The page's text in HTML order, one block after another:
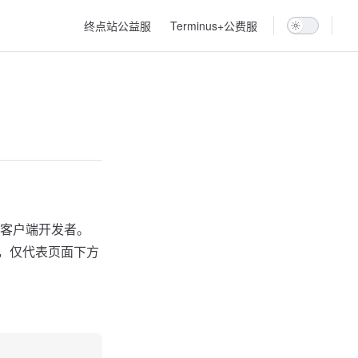
终点站公益服 Terminus+公费服
户端开发者。
仅代表页面下方